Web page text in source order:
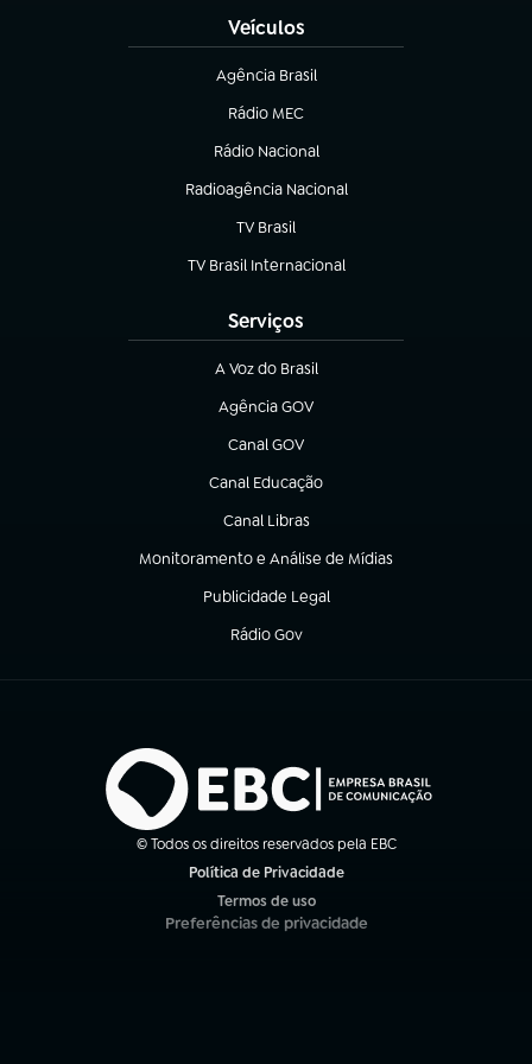
Veículos
Agência Brasil
(abre em nova aba)
Rádio MEC
(abre em nova aba)
Rádio Nacional
Radioagência Nacional
(abre em nova aba)
TV Brasil
(abre em nova aba)
TV Brasil Internacional
(abre em nova aba)
Serviços
A Voz do Brasil
(abre em nova aba)
Agência GOV
(abre em nova aba)
Canal GOV
(abre em nova aba)
Canal Educação
(abre em nova aba)
Canal Libras
(abre em nova aba)
Monitoramento e Análise de Mídias
(abre em nova aba)
Publicidade Legal
(abre em nova aba)
Rádio Gov
(abre em nova aba)
© Todos os direitos reservados pela EBC
Política de Privacidade
Termos de uso
(abre em nova aba)
Preferências de privacidade